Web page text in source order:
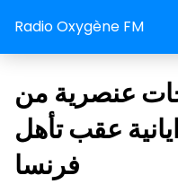
Radio Oxygène FM
عنصرية من
عقب تأهل
فرنسا